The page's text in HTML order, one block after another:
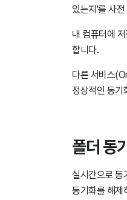
있는지'를 사
내 컴퓨터에
합니다.
다른 서비스
정상적인 동기
폴더 동
실시간으로 동
동기화를 해제